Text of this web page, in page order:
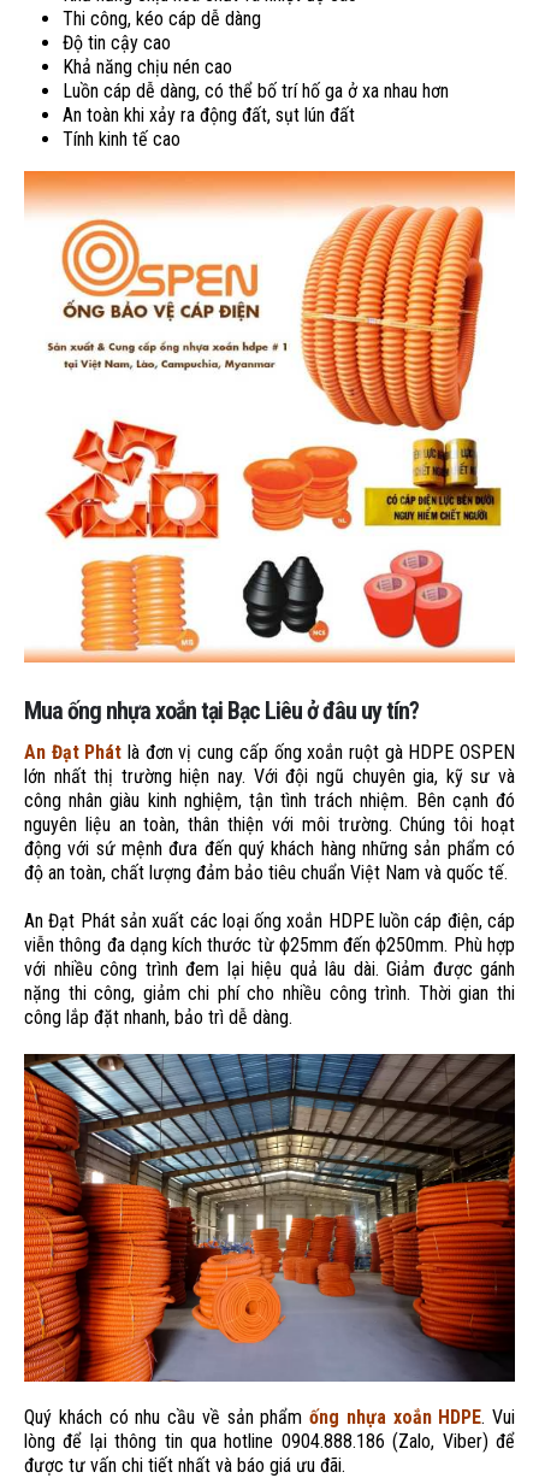
Thi công, kéo cáp dễ dàng
Độ tin cậy cao
Khả năng chịu nén cao
Luồn cáp dễ dàng, có thể bố trí hố ga ở xa nhau hơn
An toàn khi xảy ra động đất, sụt lún đất
Tính kinh tế cao
Mua ống nhựa xoắn tại Bạc Liêu ở đâu uy tín?
An Đạt Phát là đơn vị cung cấp ống xoắn ruột gà HDPE OSPEN
lớn nhất thị trường hiện nay. Với đội ngũ chuyên gia, kỹ sư và
công nhân giàu kinh nghiệm, tận tình trách nhiệm. Bên cạnh đó
nguyên liệu an toàn, thân thiện với môi trường. Chúng tôi hoạt
động với sứ mệnh đưa đến quý khách hàng những sản phẩm có
độ an toàn, chất lượng đảm bảo tiêu chuẩn Việt Nam và quốc tế.
An Đạt Phát sản xuất các loại ống xoắn HDPE luồn cáp điện, cáp
viễn thông đa dạng kích thước từ ϕ25mm đến ϕ250mm. Phù hợp
với nhiều công trình đem lại hiệu quả lâu dài. Giảm được gánh
nặng thi công, giảm chi phí cho nhiều công trình. Thời gian thi
công lắp đặt nhanh, bảo trì dễ dàng.
Quý khách có nhu cầu về sản phẩm ống nhựa xoắn HDPE. Vui
lòng để lại thông tin qua hotline 0904.888.186 (Zalo, Viber) để
được tư vấn chi tiết nhất và báo giá ưu đãi.